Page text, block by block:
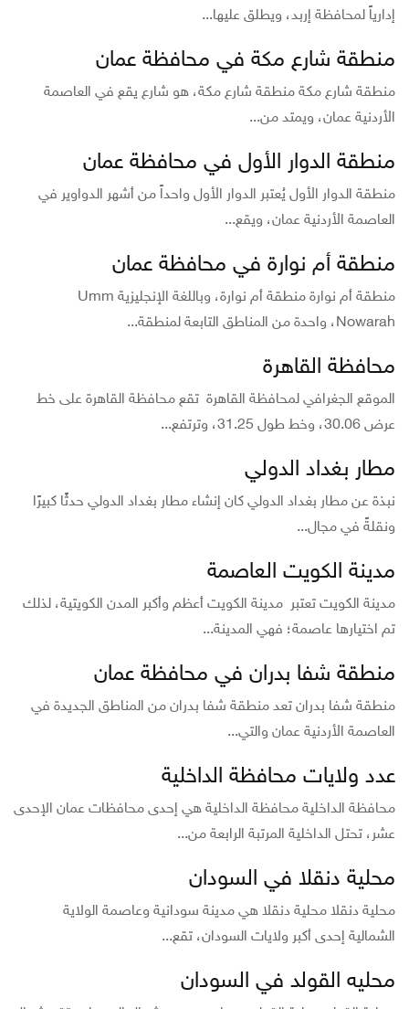
إدارياً لمحافظة إربد، ويطلق عليها...
منطقة شارع مكة في محافظة عمان
منطقة شارع مكة منطقة شارع مكة، هو شارع يقع في العاصمة
الأردنية عمان، ويمتد من...
منطقة الدوار الأول في محافظة عمان
منطقة الدوار الأول يُعتبر الدوار الأول واحداً من أشهر الدواوير في
العاصمة الأردنية عمان، ويقع...
منطقة أم نوارة في محافظة عمان
منطقة أم نوارة منطقة أم نوارة، وباللغة الإنجليزية Umm
Nowarah، واحدة من المناطق التابعة لمنطقة...
محافظة القاهرة
الموقع الجغرافي لمحافظة القاهرة تقع محافظة القاهرة على خط
عرض 30.06، وخط طول 31.25، وترتفع...
مطار بغداد الدولي
نبذة عن مطار بغداد الدولي كان إنشاء مطار بغداد الدولي حدثًا كبيرًا
ونقلةً في مجال...
مدينة الكويت العاصمة
مدينة الكويت تعتبر مدينة الكويت أعظم وأكبر المدن الكويتية، لذلك
تم اختيارها عاصمة؛ فهي المدينة...
منطقة شفا بدران في محافظة عمان
منطقة شفا بدران تعد منطقة شفا بدران من المناطق الجديدة في
العاصمة الأردنية عمان والتي...
عدد ولايات محافظة الداخلية
محافظة الداخلية محافظة الداخلية هي إحدى محافظات عمان الإحدى
عشر، تحتل الداخلية المرتبة الرابعة من...
محلية دنقلا في السودان
محلية دنقلا محلية دنقلا هي مدينة سودانية وعاصمة الولاية
الشمالية إحدى أكبر ولايات السودان، تقع...
محليه القولد في السودان